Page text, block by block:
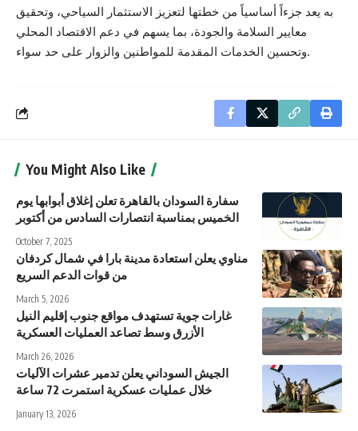
به يعد جزءاً أساسياً من خطتها لتعزيز الاستثمار السياحي، وتحقيق
معايير السلامة والجودة، بما يسهم في دعم الاقتصاد المحلي
وتحسين الخدمات المقدمة للمواطنين والزوار على حد سواء.
You Might Also Like
سفارة السودان بالقاهرة تعلن إغلاق أبوابها يوم
الخميس بمناسبة انتصارات السادس من أكتوبر
October 7, 2025
مناوي يعلن استعادة مدينة بارا في شمال كردفان
من قوات الدعم السريع
March 5, 2026
غارات جوية تستهدف مواقع جنوب إقليم النيل
الأزرق وسط تصاعد العمليات العسكرية
March 26, 2026
الجيش السوداني يعلن تدمير عشرات الآليات
خلال عمليات عسكرية استمرت 72 ساعة
January 13, 2026